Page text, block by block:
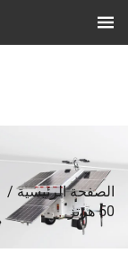
الصفحة الرئيسية/
50 هرتز